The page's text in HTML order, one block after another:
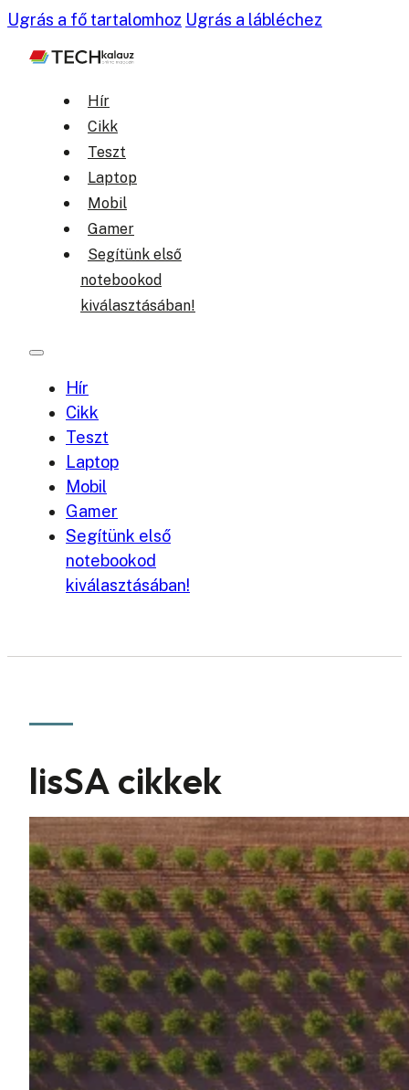
Ugrás a fő tartalomhoz Ugrás a lábléchez
Hír
Cikk
Teszt
Laptop
Mobil
Gamer
Segítünk első
notebookod
kiválasztásában!
Hír
Cikk
Teszt
Laptop
Mobil
Gamer
Segítünk első
notebookod
kiválasztásában!
lisSA cikkek